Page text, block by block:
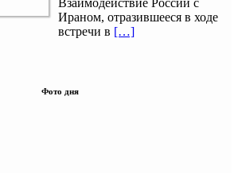
Ираном, отразившееся в ходе
встречи в […]
Фото дня